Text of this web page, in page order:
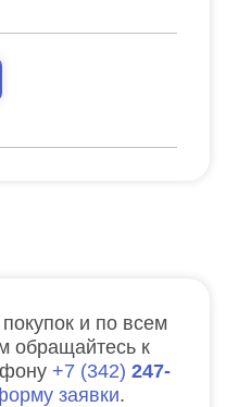
и по всем
обращайтесь к
7 342 247-
заявки.